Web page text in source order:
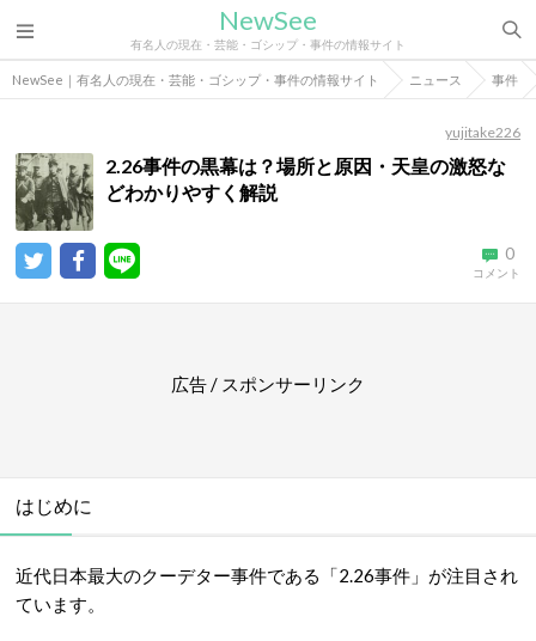
NewSee
有名人の現在・芸能・ゴシップ・事件の情報サイト
NewSee｜有名人の現在・芸能・ゴシップ・事件の情報サイト ニュース 事件
yujitake226
2.26事件の黒幕は？場所と原因・天皇の激怒な
どわかりやすく解説
0
コメント
広告 / スポンサーリンク
はじめに
近代日本最大のクーデター事件である「2.26事件 」が注目され
ています。